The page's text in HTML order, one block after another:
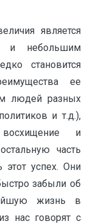
является
и небольшим
становится
ее
людей разных
и т.д.),
и
часть
успех. Они
забыли об
жизнь в
нас говорят с